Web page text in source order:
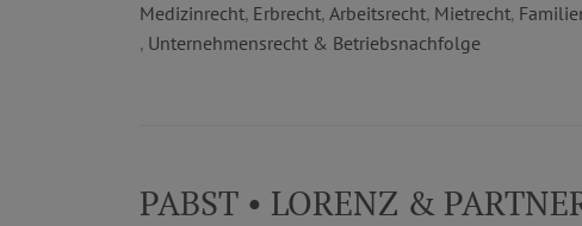
Medizinrecht, Erbrecht, Arbeitsrecht, Mietrecht,
, Unternehmensrecht & Betriebsnachfolge
PABST • LORENZ &